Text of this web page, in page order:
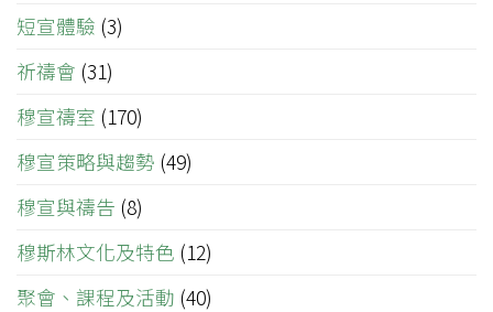
短宣體驗 (3)
祈禱會 (31)
穆宣禱室 (170)
穆宣策略與趨勢 (49)
穆宣與禱告 (8)
穆斯林文化及特色 (12)
聚會、課程及活動 (40)